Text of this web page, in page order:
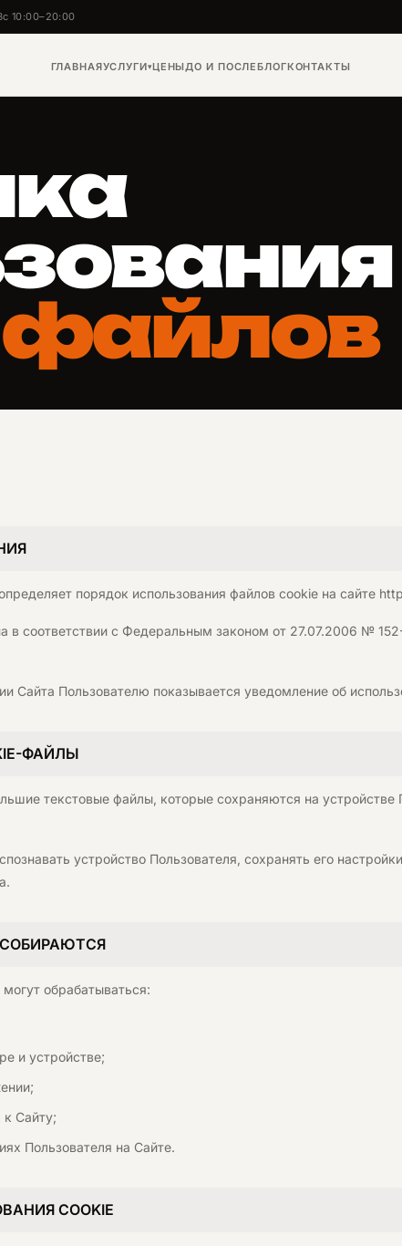
10:00–20:00
ГЛАВНАЯУСЛУГИ▾ЦЕНЫ ДО И ПОСЛЕБЛОГКОНТАКТЫ
файлов
порядок использования файлов cookie на сайте
в соответствии с Федеральным законом от 27.07.2006 №
Сайта Пользователю показывается уведомление об
ФАЙЛЫ
текстовые файлы, которые сохраняются на устройстве
устройство Пользователя, сохранять его
обрабатываться:
и устройстве;
к Сайту;
Пользователя на Сайте.
COOKIE